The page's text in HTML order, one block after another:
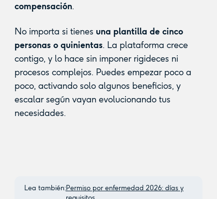
compensación.
No importa si tienes una plantilla de cinco
personas o quinientas. La plataforma crece
contigo, y lo hace sin imponer rigideces ni
procesos complejos. Puedes empezar poco a
poco, activando solo algunos beneficios, y
escalar según vayan evolucionando tus
necesidades.
Lea también:Permiso por enfermedad 2026: días y